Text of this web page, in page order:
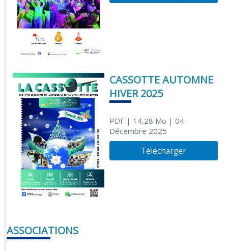
CASSOTTE AUTOMNE
HIVER 2025
PDF| 14,28 Mo | 04
Décembre 2025
Télécharger
ASSOCIATIONS